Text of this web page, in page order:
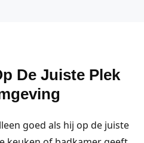
De Juiste Plek
goed als hij op de juiste